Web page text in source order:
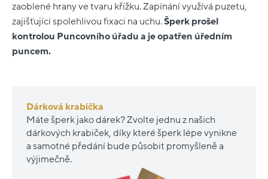
zaoblené hrany ve tvaru křížku. Zapínání využívá puzetu,
zajišťující spolehlivou fixaci na uchu.Šperk prošel
kontrolou Puncovního úřadu a je opatřen úředním
puncem.
Dárková krabička
Máte šperk jako dárek? Zvolte jednu z našich
dárkových krabiček, díky které šperk lépe vynikne
a samotné předání bude působit promyšleně a
výjimečně.